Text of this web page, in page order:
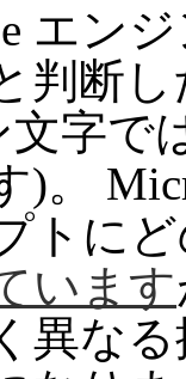
エン
判断
字で
)。
トに
います
異な